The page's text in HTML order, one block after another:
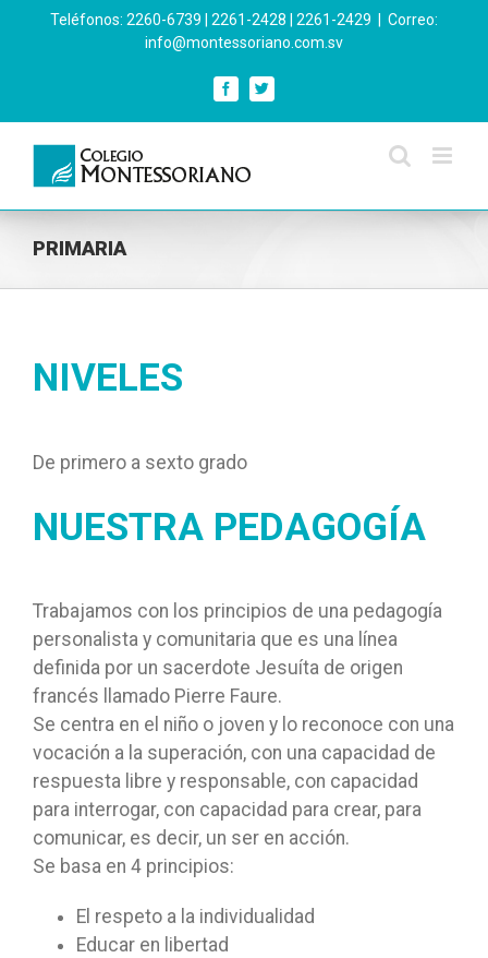
Teléfonos: 2260-6739 | 2261-2428 | 2261-2429
Correo:
info@montessoriano.com.sv
FacebookTwitter
PRIMARIA
NIVELES
De primero a sexto grado
NUESTRA PEDAGOGÍA
Trabajamos con los principios de una pedagogía
personalista y comunitaria que es una línea
definida por un sacerdote Jesuíta de origen
francés llamado Pierre Faure.
Se centra en el niño o joven y lo reconoce con una
vocación a la superación, con una capacidad de
respuesta libre y responsable, con capacidad
para interrogar, con capacidad para crear, para
comunicar, es decir, un ser en acción.
Se basa en 4 principios:
El respeto a la individualidad
Educar en libertad